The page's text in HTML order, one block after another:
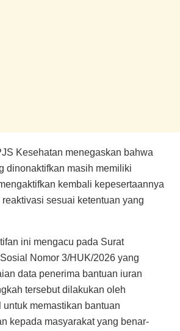
Kesehatan menegaskan bahwa
dinonaktifkan masih memiliki
kembali kepesertaannya
sesuai ketentuan yang
ini mengacu pada Surat
Nomor 3/HUK/2026 yang
data penerima bantuan iuran
tersebut dilakukan oleh
memastikan bantuan
kepada masyarakat yang benar-